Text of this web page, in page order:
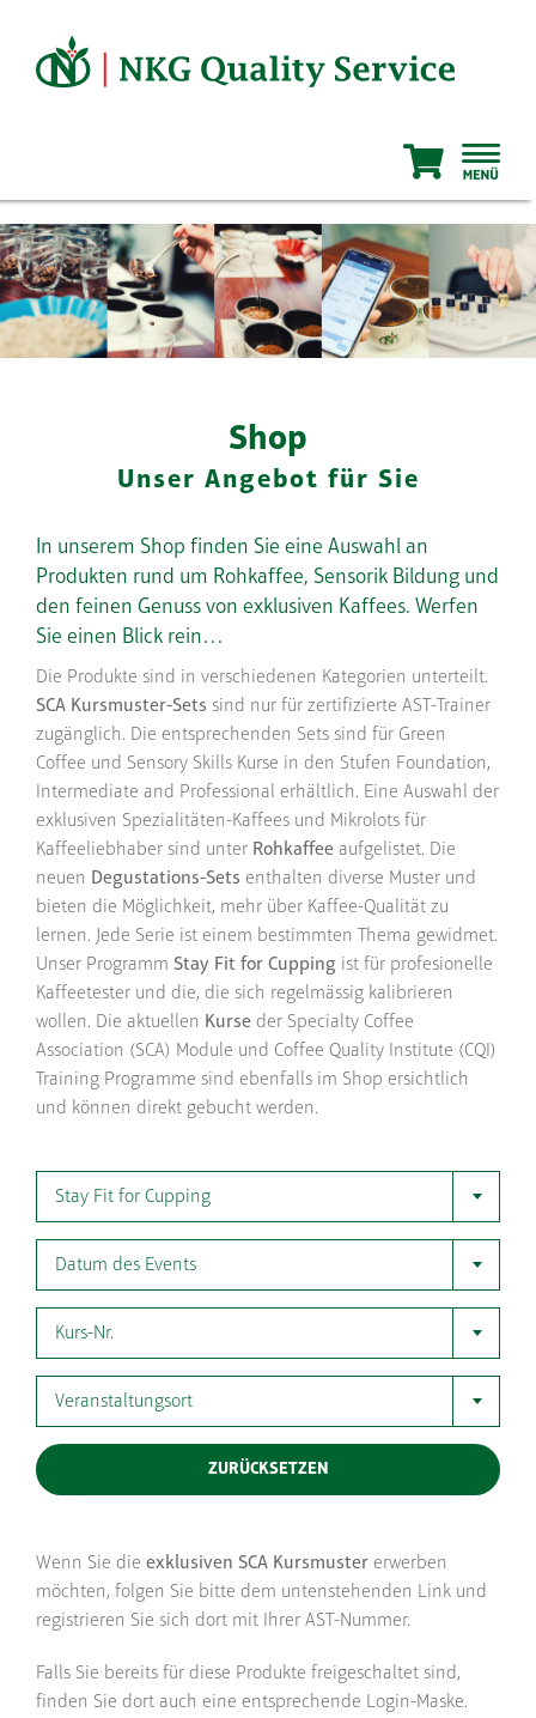
springen
Shop
Unser Angebot für Sie
In unserem Shop finden Sie eine Auswahl an
Produkten rund um Rohkaffee, Sensorik Bildung und
den feinen Genuss von exklusiven Kaffees. Werfen
Sie einen Blick rein…
Die Produkte sind in verschiedenen Kategorien unterteilt.
SCA Kursmuster-Sets sind nur für zertifizierte AST-Trainer
zugänglich. Die entsprechenden Sets sind für Green
Coffee und Sensory Skills Kurse in den Stufen Foundation,
Intermediate and Professional erhältlich. Eine Auswahl der
exklusiven Spezialitäten-Kaffees und Mikrolots für
Kaffeeliebhaber sind unter Rohkaffee aufgelistet. Die
neuen Degustations-Sets enthalten diverse Muster und
bieten die Möglichkeit, mehr über Kaffee-Qualität zu
lernen. Jede Serie ist einem bestimmten Thema gewidmet.
Unser Programm Stay Fit for Cupping ist für profesionelle
Kaffeetester und die, die sich regelmässig kalibrieren
wollen. Die aktuellen Kurse der Specialty Coffee
Association (SCA) Module und Coffee Quality Institute (CQI)
Training Programme sind ebenfalls im Shop ersichtlich
und können direkt gebucht werden.
Stay Fit for Cupping
Datum des Events
Kurs-Nr.
Veranstaltungsort
ZURÜCKSETZEN
Wenn Sie die exklusiven SCA Kursmuster erwerben
möchten, folgen Sie bitte dem untenstehenden Link und
registrieren Sie sich dort mit Ihrer AST-Nummer.
Falls Sie bereits für diese Produkte freigeschaltet sind,
finden Sie dort auch eine entsprechende Login-Maske.